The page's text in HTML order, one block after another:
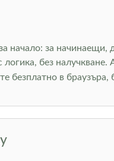
начало: за начинаещи,
без налучкване.
безплатно в